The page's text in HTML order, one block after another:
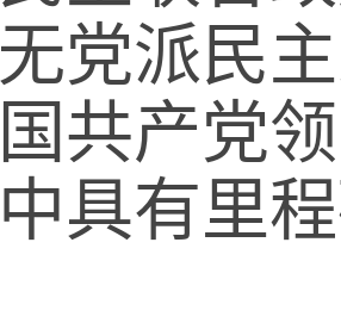
无党派民
国共产党
中具有里